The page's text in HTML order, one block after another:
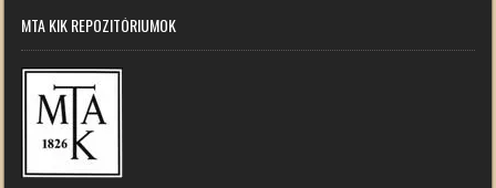
MTA KIK REPOZITÓRIUMOK